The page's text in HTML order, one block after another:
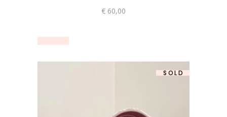
€ 60,00
SOLD